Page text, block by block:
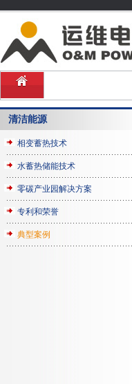
清洁能源
相变蓄热技术
水蓄热储能技术
零碳产业园解决方案
专利和荣誉
典型案例